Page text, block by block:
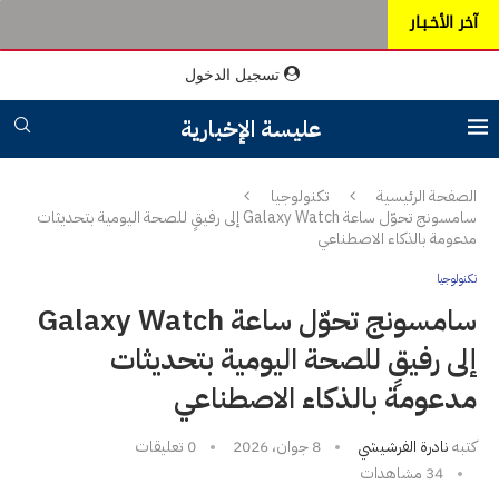
آخر الأخـبـار
تسجيل الدخول
عليسة الإخبارية
الصفحة الرئيسية
تكنولوجيا
سامسونج تحوّل ساعة Galaxy Watch إلى رفيقٍ للصحة اليومية بتحديثات
مدعومة بالذكاء الاصطناعي
تكنولوجيا
سامسونج تحوّل ساعة Galaxy Watch
إلى رفيقٍ للصحة اليومية بتحديثات
مدعومة بالذكاء الاصطناعي
كتبهنادرة الفرشيشي 8 جوان، 2026
0 تعليقات
34 مشاهدات